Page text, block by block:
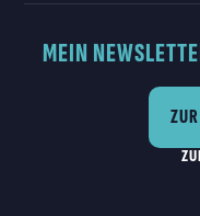
MEIN